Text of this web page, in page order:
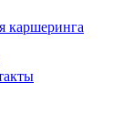
каршеринга